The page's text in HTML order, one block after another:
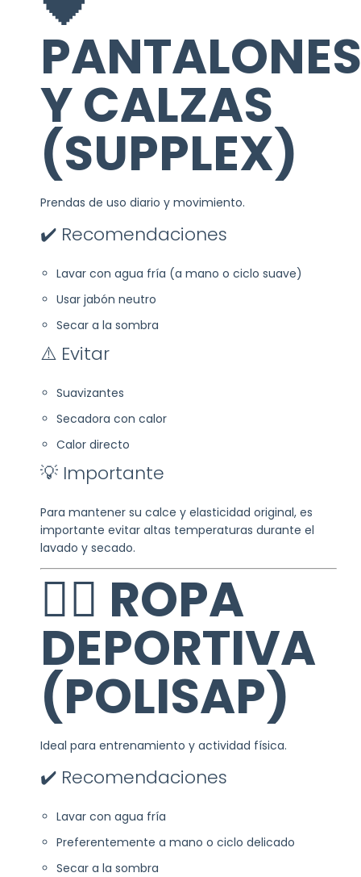
PANTALONES
Y CALZAS
(SUPPLEX)
Prendas de uso diario y movimiento.
✔️ Recomendaciones
Lavar con agua fría (a mano o ciclo suave)
Usar jabón neutro
Secar a la sombra
⚠️ Evitar
Suavizantes
Secadora con calor
Calor directo
💡 Importante
Para mantener su calce y elasticidad original, es
importante evitar altas temperaturas durante el
lavado y secado.
🏋️‍♀️ ROPA
DEPORTIVA
(POLISAP)
Ideal para entrenamiento y actividad física.
✔️ Recomendaciones
Lavar con agua fría
Preferentemente a mano o ciclo delicado
Secar a la sombra